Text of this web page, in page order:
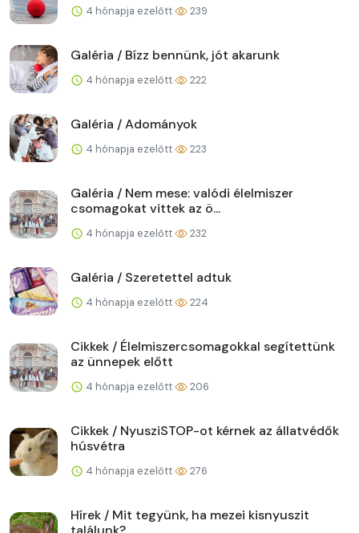
4 hónapja ezelőtt 239
Galéria / Bízz bennünk, jót akarunk
4 hónapja ezelőtt 222
Galéria / Adományok
4 hónapja ezelőtt 223
Galéria / Nem mese: valódi élelmiszer
csomagokat vittek az ö...
4 hónapja ezelőtt 232
Galéria / Szeretettel adtuk
4 hónapja ezelőtt 224
Cikkek / Élelmiszercsomagokkal segítettünk
az ünnepek előtt
4 hónapja ezelőtt 206
Cikkek / NyusziSTOP-ot kérnek az állatvédők
húsvétra
4 hónapja ezelőtt 276
Hírek / Mit tegyünk, ha mezei kisnyuszit